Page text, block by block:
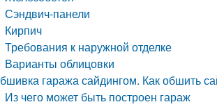
Сэндвич-панели
Кирпич
Требования к наружной отделке
Варианты облицовки
гаража сайдингом. Как обшить
Из чего может быть построен гараж